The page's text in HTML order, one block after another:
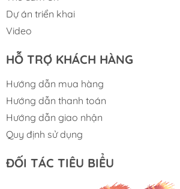
Inspection Speed: 0.45 SEC/FOV.
Maximum height of component on
MaximumPCB Warpage: ±5mm.
Operating System Support: Windows
(64 bit).
Dự án triển khai
Video
HỖ TRỢ KHÁCH HÀNG
Hướng dẫn mua hàng
Hướng dẫn thanh toán
Hướng dẫn giao nhận
Quy định sử dụng
ĐỐI TÁC TIÊU BIỂU